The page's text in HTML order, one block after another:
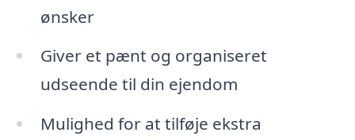
ønsker
Giver et pænt og organiseret
udseende til din ejendom
Mulighed for at tilføje ekstra